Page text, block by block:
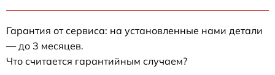
Гарантия от сервиса: на установленные нами детали
— до 3 месяцев.
Что считается гарантийным случаем?